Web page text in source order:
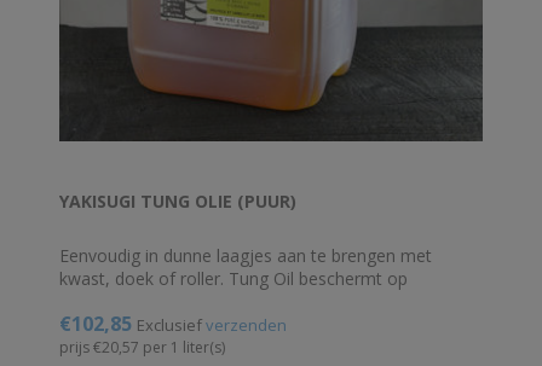
YAKISUGI TUNG OLIE (PUUR)
Eenvoudig in dunne laagjes aan te brengen met
kwast, doek of roller. Tung Oil beschermt op
raad pure Tung Oil aan voor gebruik buitenshuis.
Flexibele en resistente bescherming. 100% natuurlijk.
€102,85 Exclusiefverzenden
prijs €20,57 per 1 liter(s)